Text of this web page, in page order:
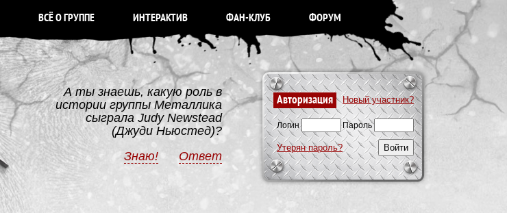
ВСЁ О ГРУППЕ ИНТЕРАКТИВ ФАН-КЛУБ ФОРУМ
Авторизация Новый участник?
Логин Пароль
Утерян пароль?
А ты знаешь, какую роль в
истории группы Металлика
сыграла Judy Newstead
(Джуди Ньюстед)?
Знаю!
Ответ